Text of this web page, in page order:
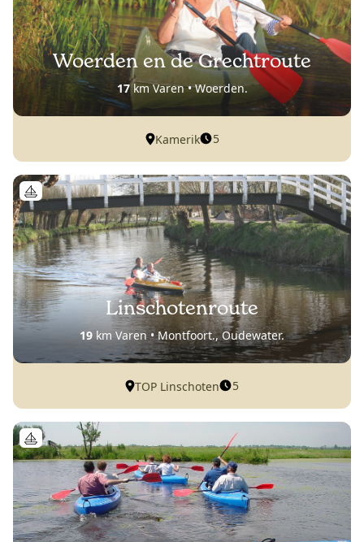
Woerden en de Grechtroute
17km Varen • Woerden.
Kamerik 5
Linschotenroute
19km Varen • Montfoort., Oudewater.
TOP Linschoten 5